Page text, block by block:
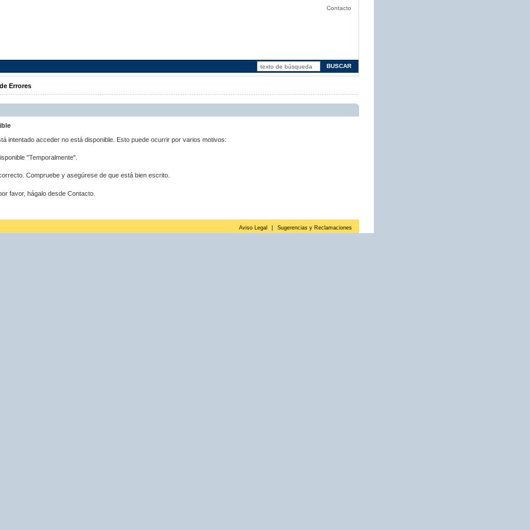
Contacto
Errores
intentado acceder no está disponible. Esto puede ocurrir por varios motivos:
"Temporalmente".
Compruebe y asegúrese de que está bien escrito.
favor, hágalo desde Contacto.
Aviso Legal Sugerencias y Reclamaciones